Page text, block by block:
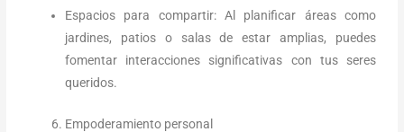
Espacios para compartir: Al planificar áreas como
jardines, patios o salas de estar amplias, puedes
fomentar interacciones significativas con tus seres
queridos.
Empoderamiento personal